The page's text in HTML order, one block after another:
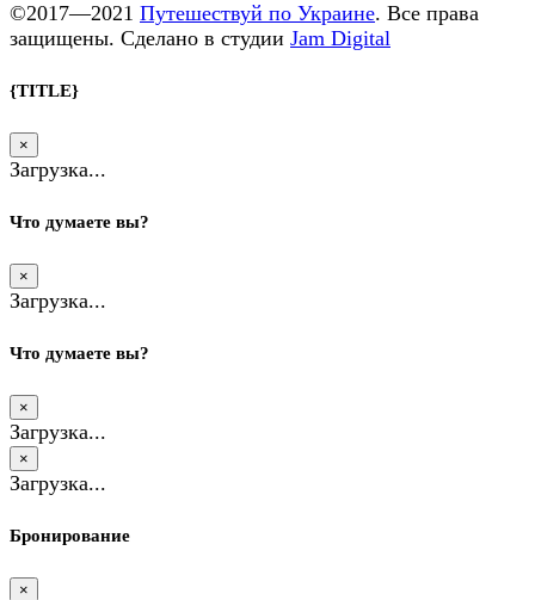
©2017—2021 Путешествуй по Украине. Все права
защищены. Сделано в студии Jam Digital
{TITLE}
×
Загрузка...
Что думаете вы?
×
Загрузка...
Что думаете вы?
×
Загрузка...
×
Загрузка...
Бронирование
×